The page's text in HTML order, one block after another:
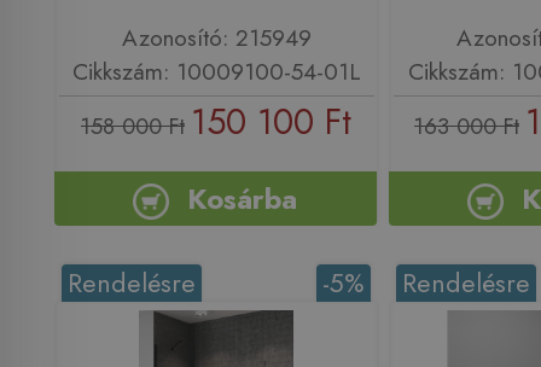
Azonosító: 215949
Cikkszám: 10009100-54-01L
158 000 Ft 150 100 Ft
Kosárba
Cikkszám:
163 000 Ft
-5%
Rendelésre Rendelésre